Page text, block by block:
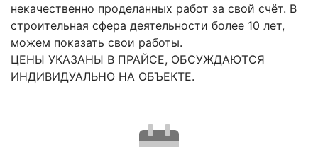
некачественно проделанных работ за свой счёт. В
строительная сфера деятельности более 10 лет,
можем показать свои работы.
ЦЕНЫ УКАЗАНЫ В ПРАЙСЕ, ОБСУЖДАЮТСЯ
ИНДИВИДУАЛЬНО НА ОБЪЕКТЕ.